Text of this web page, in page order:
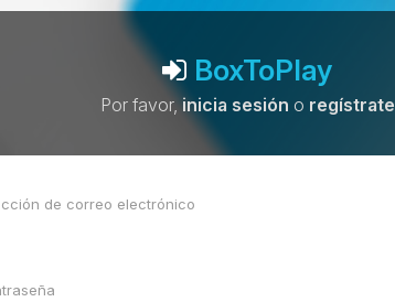
BoxToPlay
Por favor,inicia sesión o regístrate